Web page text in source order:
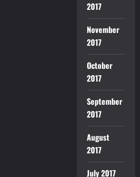
2017
November
2017
October
2017
September
2017
August
2017
July 2017